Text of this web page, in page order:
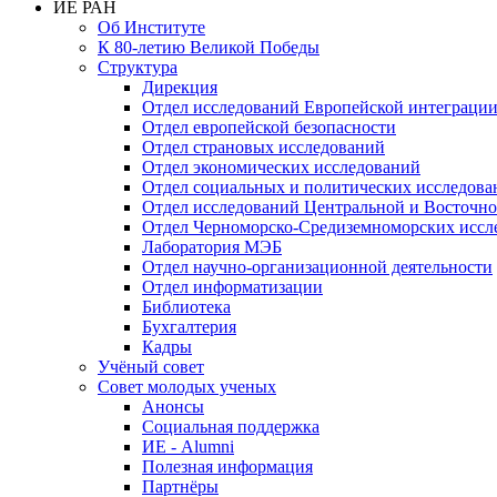
ИЕ РАН
Об Институте
К 80-летию Великой Победы
Структура
Дирекция
Отдел исследований Европейской интеграции
Отдел европейской безопасности
Отдел страновых исследований
Отдел экономических исследований
Отдел социальных и политических
Отдел исследований Центральной и
Отдел Черноморско-Средиземноморских
Лаборатория МЭБ
Отдел научно-организационной деятельности
Отдел информатизации
Библиотека
Бухгалтерия
Кадры
Учёный совет
Совет молодых ученых
Анонсы
Социальная поддержка
ИЕ - Alumni
Полезная информация
Партнёры